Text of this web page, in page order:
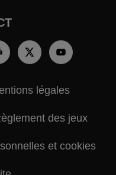
légales
des jeux
et cookies